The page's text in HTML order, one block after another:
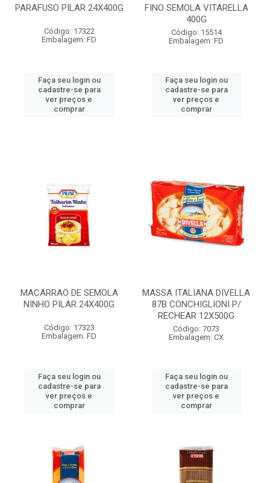
PARAFUSO PILAR 24X400G
Código: 17322
Embalagem: FD
Faça seu login ou
cadastre-se para
ver preços e
comprar
FINO SEMOLA VITARELLA
400G
Código: 15514
Embalagem: FD
Faça seu login ou
cadastre-se para
ver preços e
comprar
MACARRAO DE SEMOLA
NINHO PILAR 24X400G
Código: 17323
Embalagem: FD
Faça seu login ou
cadastre-se para
ver preços e
comprar
MASSA ITALIANA DIVELLA
87B CONCHIGLIONI P/
RECHEAR 12X500G
Código: 7073
Embalagem: CX
Faça seu login ou
cadastre-se para
ver preços e
comprar